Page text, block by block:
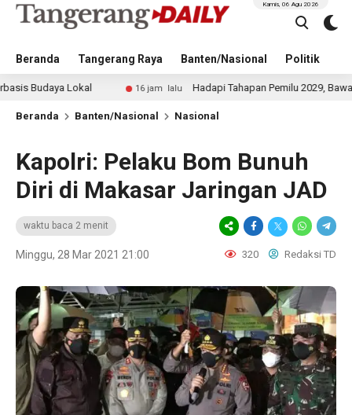
Beranda Tangerang Raya Banten/Nasional Politik
Kamis, 06 Agu 2026
Lokal 16 jam lalu Hadapi Tahapan Pemilu 2029, Bawaslu
Beranda Banten/Nasional Nasional
Kapolri: Pelaku Bom Bunuh
Diri di Makasar Jaringan JAD
waktu baca 2 menit
Minggu, 28 Mar 2021 21:00 320 Redaksi TD